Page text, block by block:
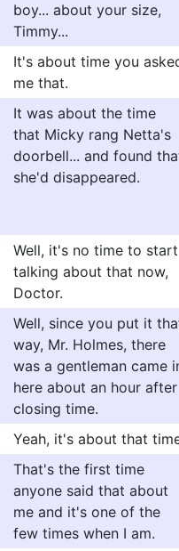
boy... about your size,
Timmy...
It's about time you
me that.
It was about the time
that Micky rang Netta's
doorbell... and found
she'd disappeared.
Well, it's no time to start
talking about that now,
Doctor.
Well, since you put it
way, Mr. Holmes, there
was a gentleman came
here about an hour after
closing time.
Yeah, it's about that
That's the first time
anyone said that about
me and it's one of the
few times when I am.